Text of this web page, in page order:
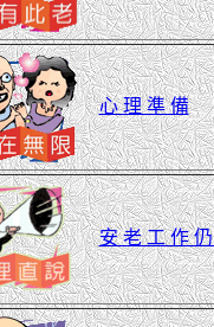
心 理 準 備
安 老 工 作